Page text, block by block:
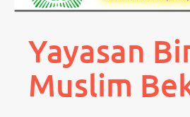
Yayasan
Muslim